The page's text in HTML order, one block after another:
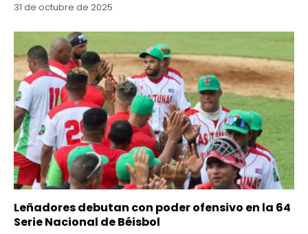
31 de octubre de 2025
Leñadores debutan con poder ofensivo en la 64
Serie Nacional de Béisbol